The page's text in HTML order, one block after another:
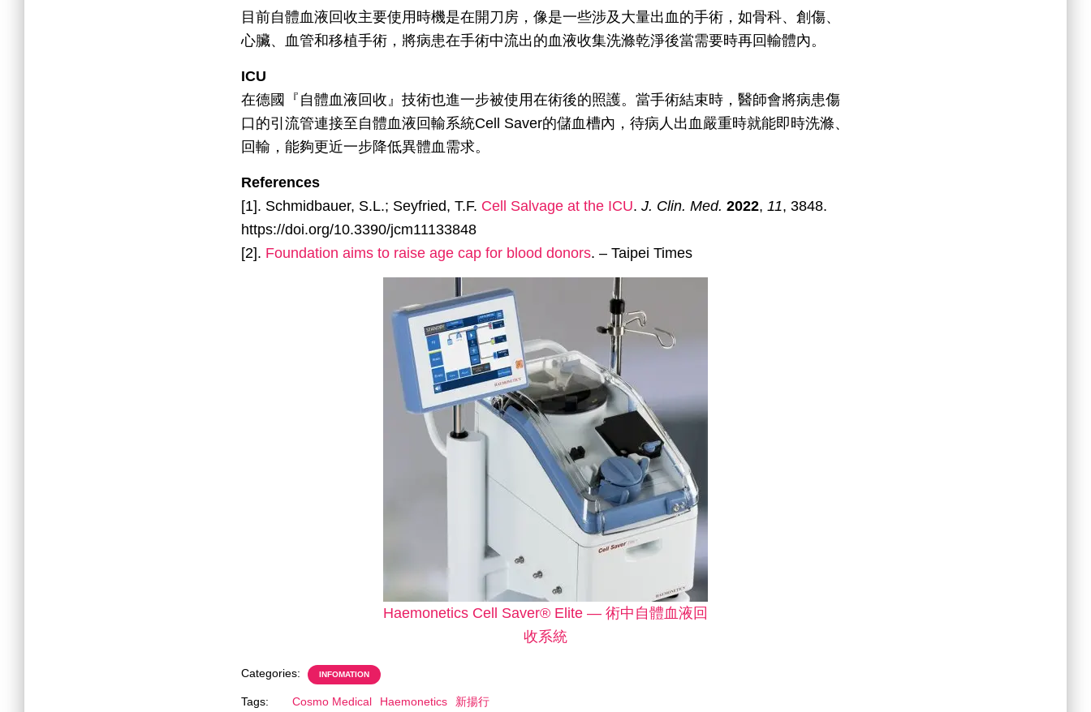
目前自體血液回收主要使用時機是在開刀房，像是一些涉及大量出血的手術，如骨科、創傷、
心臟、血管和移植手術，將病患在手術中流出的血液收集洗滌乾淨後當需要時再回輸體內。
ICU
在德國『自體血液回收』技術也進一步被使用在術後的照護。當手術結束時，醫師會將病患傷
口的引流管連接至自體血液回輸系統Cell Saver的儲血槽內，待病人出血嚴重時就能即時洗滌、
回輸，能夠更近一步降低異體血需求。
References
[1]. Schmidbauer, S.L.; Seyfried, T.F. Cell Salvage at the ICU. J. Clin. Med. 2022, 11, 3848.
https://doi.org/10.3390/jcm11133848
[2]. Foundation aims to raise age cap for blood donors. – Taipei Times
Haemonetics Cell Saver® Elite — 術中自體血液回
收系統
Categories: INFOMATION
Tags: Cosmo Medical Haemonetics
新揚行